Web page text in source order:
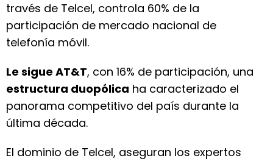
través de Telcel, controla 60% de la
participación de mercado nacional de
telefonía móvil.
Le sigue AT&T, con 16% de participación, una
estructura duopólica ha caracterizado el
panorama competitivo del país durante la
última década.
El dominio de Telcel, aseguran los expertos